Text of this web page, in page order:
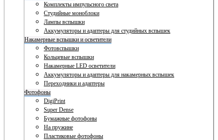
Комплекты импульсного света
Студийные моноблоки
Лампы вспышки
Аккумуляторы и адаптеры для студийных вспышек
Накамерные вспышки и осветители
Фотовспышки
Кольцевые вспышки
Накамерные LED осветители
Аккумуляторы и адаптеры для накамерных вспышек
Переходники и адаптеры
Фотофоны
DigiPrint
Super Dense
Бумажные фотофоны
На пружине
Пластиковые фотофоны